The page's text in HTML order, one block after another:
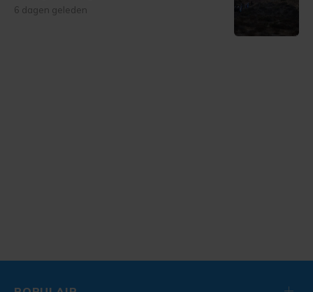
6 dagen geleden